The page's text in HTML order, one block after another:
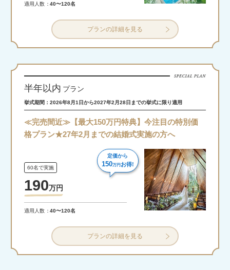
適用人数 40〜120名
プランの詳細を見る
半年以内 プラン
挙式期間：2026年8月1日から2027年2月28日までの挙式に限り適用
≪完売間近≫【最大150万円特典】今注目の特別価
格プラン★27年2月までの結婚式実施の方へ
60名で実施
190万円
定価から
150万円お得!
適用人数 40〜120名
プランの詳細を見る